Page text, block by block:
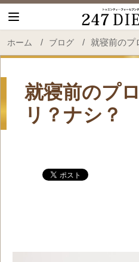
247
ホーム / ブログ / 就寝前のプ
就寝前のプ
リ？ナシ？